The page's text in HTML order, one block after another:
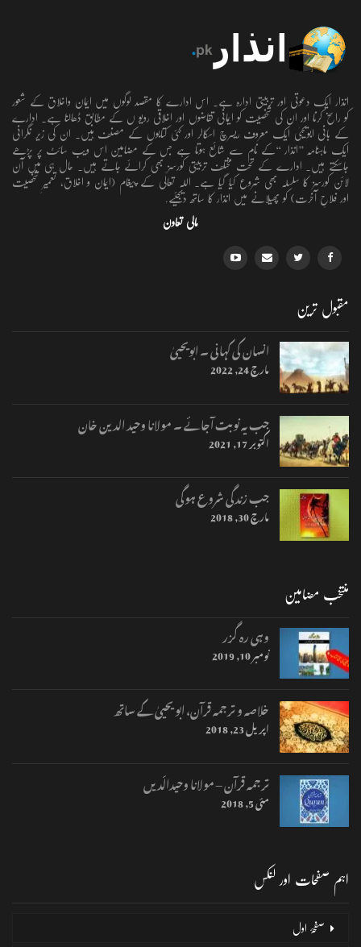
انذار ایک دعوتی اور تربیتی ادارہ ہے۔ اس ادارے کا مقصد لوگوں میں ایمان واخلاق کے شعور
کو راسخ کرنا اور ان کی شخصیت کو ایمانی تقاضوں اور اخلاقی رویو ں کے مطابق ڈھالنا ہے۔ ادارے
کے بانی ابویحییٰ ایک معروف ریسرچ اسکالر اور کئی کتابوں کے مصنف ہیں۔ ان کی زیر نگرانی
ایک ماہنامہ ’’انذار ‘‘کے نام سے شائع ہوتا ہے جس کے مضامین اس ویب سائٹ پر پڑھے
جاسکتے ہیں۔ ادارے کے تحت مختلف تربیتی کورسز بھی کرائے جاتے ہیں۔ حال ہی میں آن
لائن کورسز کا سلسلہ بھی شروع کیا گیا ہے۔ اللہ تعالٰی کے پیغام (ایمان و اخلاق، تعمیرِ شخصیت
اور فلاحِ آخرت) کو پھیلانے میں انذار کا ساتھ دیجئیے.
مالی تعاون
مقبول ترین
انسان کی کہانی ۔ ابویحییٰ
مارچ 24, 2022
جب یہ نوبت آجائے ۔ مولانا وحید الدین خان
اکتوبر 17, 2021
جب زندگی شروع ہوگی
مارچ 30, 2018
منتخب مضامین
وہی رہ گزر
نومبر 10, 2019
خلاصہ و ترجمہ قرآن، ابو یحییٰ کے ساتھ
اپریل 23, 2018
ترجمہ قرآن – مولانا وحیدالّدیں
مئی 5, 2018
اہم صفحات اور لنکس
صفحۂ اول